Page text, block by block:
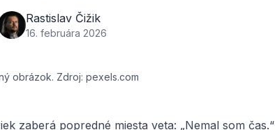
Rastislav Čižik
16. februára 2026
obrázok. Zdroj: pexels.com
zaberá popredné miesta veta: „Nemal som čas.“